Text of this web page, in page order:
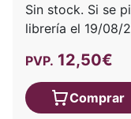
Sin stock. Si se
librería el 19/08/
PVP. 12,50€
Comprar